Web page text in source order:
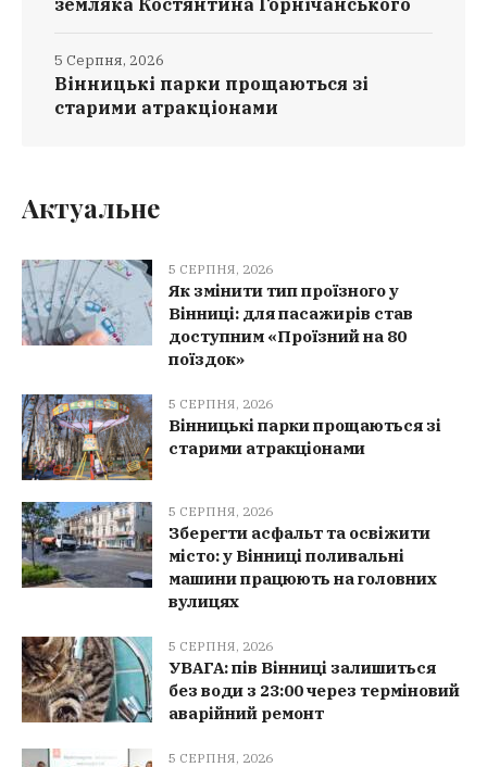
Вінницькі парки прощаються зі
старими атракціонами
5 Серпня, 2026
Актуальне
5 СЕРПНЯ, 2026
Як змінити тип проїзного у
Вінниці: для пасажирів став
доступним «Проїзний на 80
поїздок»
5 СЕРПНЯ, 2026
Вінницькі парки прощаються зі
старими атракціонами
5 СЕРПНЯ, 2026
Зберегти асфальт та освіжити
місто: у Вінниці поливальні
машини працюють на головних
вулицях
5 СЕРПНЯ, 2026
УВАГА: пів Вінниці залишиться
без води з 23:00 через терміновий
аварійний ремонт
5 СЕРПНЯ, 2026